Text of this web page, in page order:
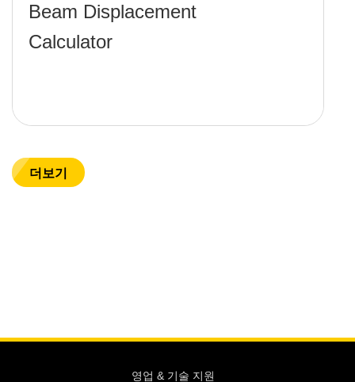
Beam Displacement
Calculator
더보기
영업 & 기술 지원